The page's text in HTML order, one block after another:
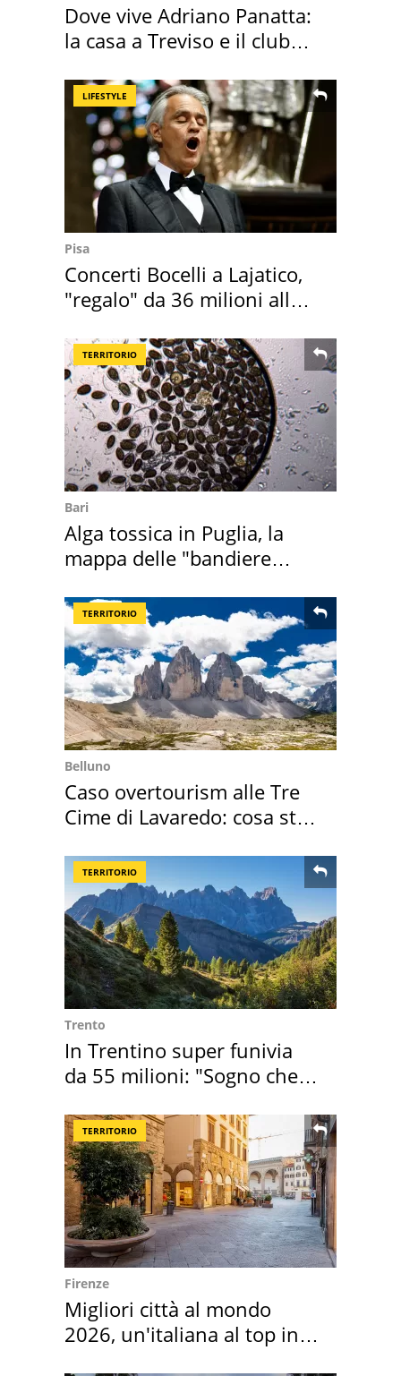
Dove vive Adriano Panatta:
la casa a Treviso e il club
LIFESTYLE
Pisa
Concerti Bocelli a Lajatico,
"regalo" da 36 milioni alla
TERRITORIO
Bari
Alga tossica in Puglia, la
mappa delle "bandiere
TERRITORIO
Belluno
Caso overtourism alle Tre
Cime di Lavaredo: cosa sta
TERRITORIO
Trento
In Trentino super funivia
da 55 milioni: "Sogno che si
TERRITORIO
Firenze
Migliori città al mondo
2026, un'italiana al top in